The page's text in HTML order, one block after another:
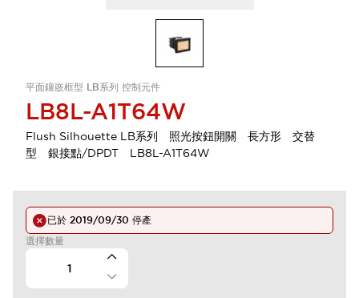
平面鑲嵌框型 LB系列 控制元件
LB8L-A1T64W
Flush Silhouette LB系列 照光按鈕開關 長方形 交替
型 銀接點/DPDT LB8L-A1T64W
已於 2019/09/30 停產
選擇數量